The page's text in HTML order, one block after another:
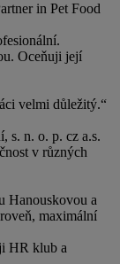
in Pet Food
Oceňuji její
velmi důležitý.“
s. n. o. p. cz a.s.
v různých
Hanouskovou a
maximální
HR klub a